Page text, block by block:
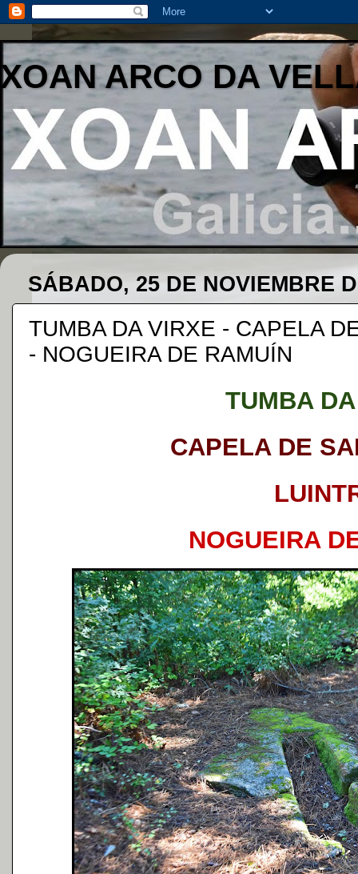
XOAN ARCO DA
SÁBADO, 25 DE NOVIEMBRE
TUMBA DA VIRXE - CAPELA
- NOGUEIRA DE RAMUÍN
TUMBA
CAPELA DE
NOGUEIRA